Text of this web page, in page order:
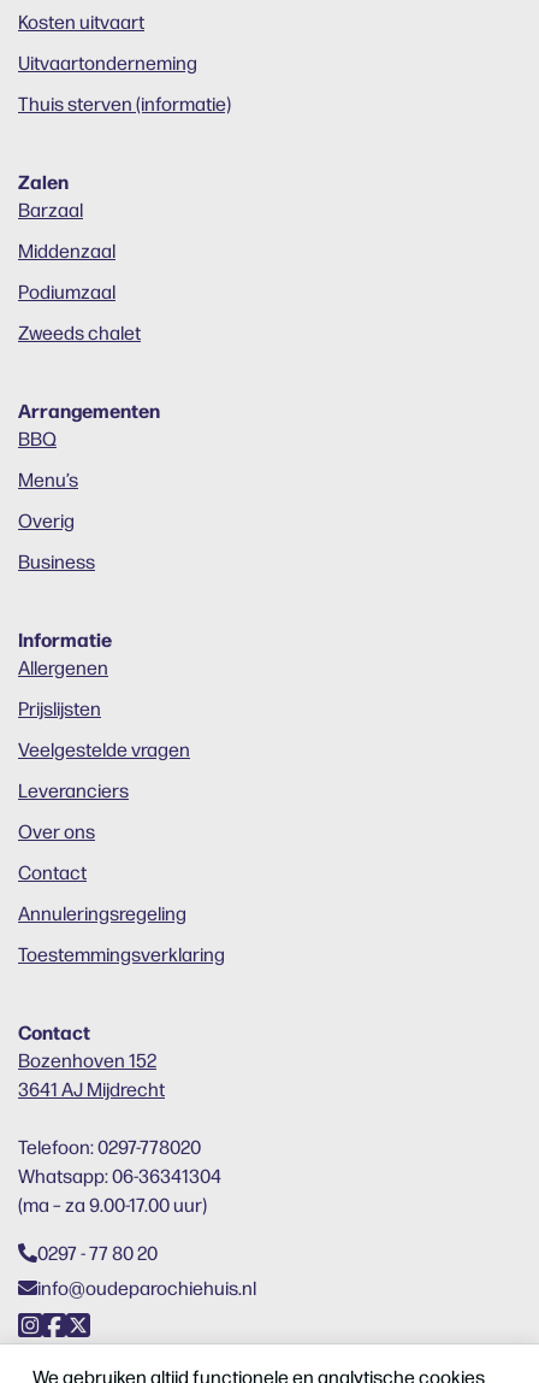
We gebruiken altijd functionele en analytische cookies
Kosten uitvaart
Uitvaartonderneming
Thuis sterven (informatie)
Zalen
Barzaal
Middenzaal
Podiumzaal
Zweeds chalet
Arrangementen
BBQ
Menu’s
Overig
Business
Informatie
Allergenen
Prijslijsten
Veelgestelde vragen
Leveranciers
Over ons
Contact
Annuleringsregeling
Toestemmingsverklaring
Contact
Bozenhoven 152
3641 AJ Mijdrecht
Telefoon: 0297-778020
Whatsapp: 06-36341304
(ma – za 9.00-17.00 uur)
0297 - 77 80 20
info@oudeparochiehuis.nl